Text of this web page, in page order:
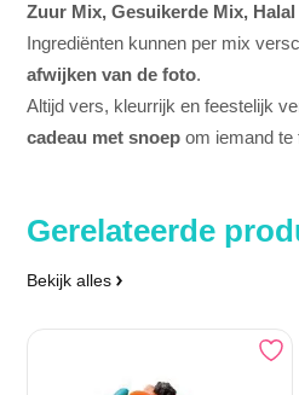
Zuur Mix, Gesuikerde Mix,
Ingrediënten kunnen per mix
afwijken van de foto.
Altijd vers, kleurrijk en feestelijk
cadeau met snoep om iemand te
Gerelateerde
Bekijk alles